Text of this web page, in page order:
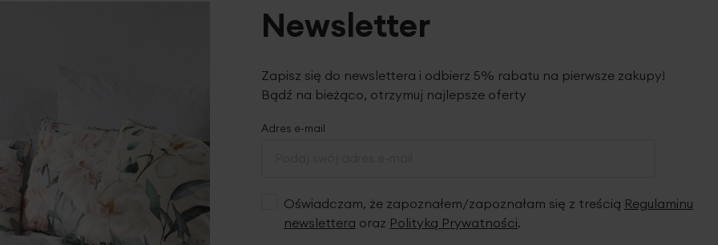
Newsletter
Zapisz się do newslettera i odbierz 5% rabatu na pierwsze zakupy!
Bądź na bieżąco, otrzymuj najlepsze oferty
Adres e-mail
Oświadczam, że zapoznałem/zapoznałam się z treścią Regulaminu
newslettera oraz Polityką Prywatności.